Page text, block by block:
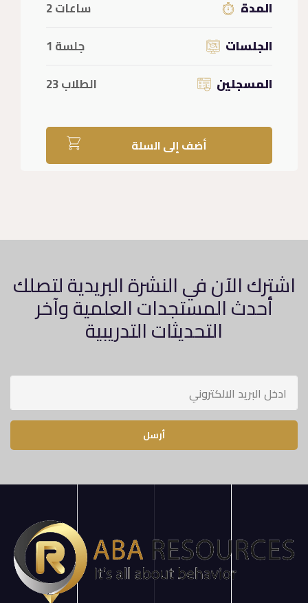
المدة
ساعات 2
الجلسات
جلسة 1
المسجلين
الطلاب 23
أضف إلى السلة
اشترك الآن في النشرة البريدية لتصلك
أحدث المستجدات العلمية وآخر
التحديثات التدريبية
أرسل